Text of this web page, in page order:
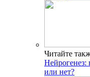
Читайте
Нейрогенез:
или нет?